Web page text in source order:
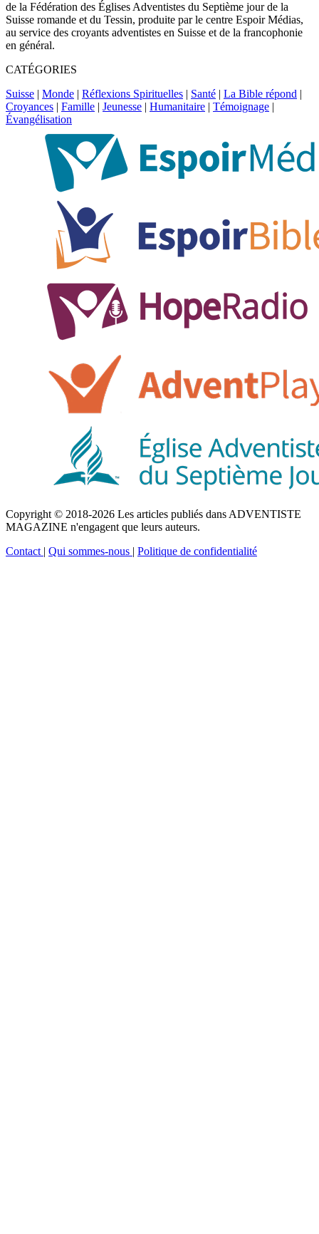
de la Fédération des Églises Adventistes du Septième jour de la
Suisse romande et du Tessin, produite par le centre Espoir Médias,
au service des croyants adventistes en Suisse et de la francophonie
en général.
CATÉGORIES
Suisse | Monde | Réflexions Spirituelles | Santé | La Bible répond |
Croyances | Famille | Jeunesse | Humanitaire | Témoignage |
Évangélisation
Copyright © 2018-2026 Les articles publiés dans ADVENTISTE
MAGAZINE n'engagent que leurs auteurs.
Contact | Qui sommes-nous | Politique de confidentialité